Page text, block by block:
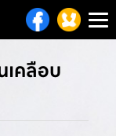
เคลือบ